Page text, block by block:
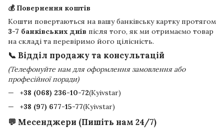
💰 Повернення коштів
Кошти повертаються на вашу банківську картку протягом
3-7 банківських днів після того, як ми отримаємо товар
на складі та перевіримо його цілісність.
📞 Відділ продажу та консультацій
(Телефонуйте нам для оформлення замовлення або
професійної поради)
+38 (068) 236-10-72(Kyivstar)
+38 (97) 677-15-77(Kyivstar)
💬 Месенджери (Пишіть нам 24/7)